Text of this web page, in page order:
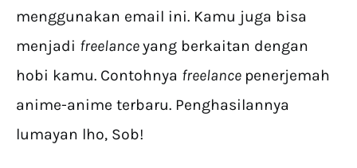
menggunakan email ini. Kamu juga bisa
menjadi freelanceyang berkaitan dengan
hobi kamu. Contohnya freelance penerjemah
anime-anime terbaru. Penghasilannya
lumayan lho, Sob!